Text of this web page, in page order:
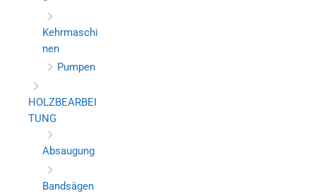
Kehrmaschi
nen
Pumpen
HOLZBEARBEI
TUNG
Absaugung
Bandsägen